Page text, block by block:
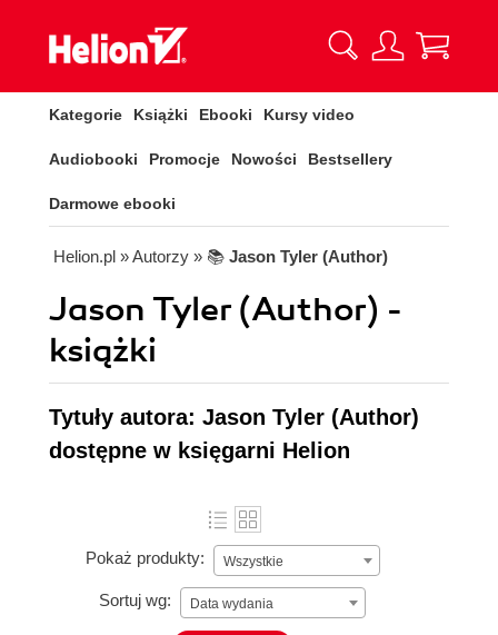
Kategorie Książki Ebooki Kursy video
Audiobooki Promocje Nowości Bestsellery
Darmowe ebooki
Helion.pl » Autorzy » 📚 Jason Tyler (Author)
Jason Tyler (Author) -
książki
Tytuły autora: Jason Tyler (Author)
dostępne w księgarni Helion
Pokaż produkty: Wszystkie
Sortuj wg: Data wydania